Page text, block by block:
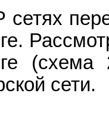
сетях
сети.